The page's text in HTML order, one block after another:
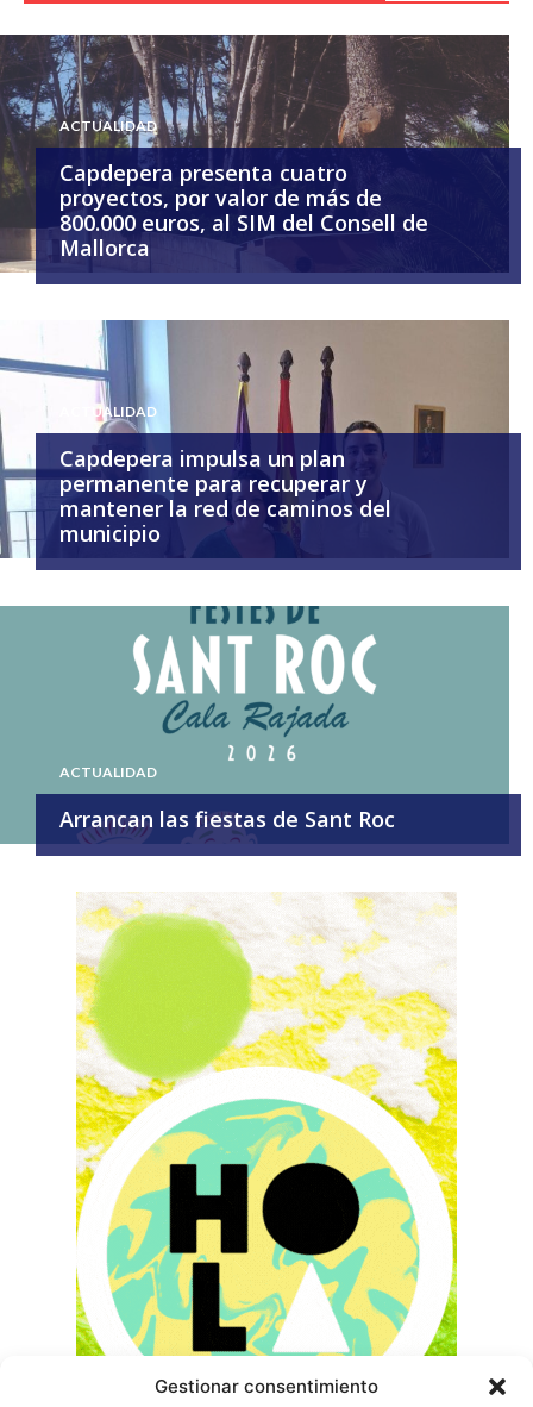
Gestionar consentimiento
ACTUALIDAD
Capdepera presenta cuatro
proyectos, por valor de más de
800.000 euros, al SIM del Consell de
Mallorca
ACTUALIDAD
Capdepera impulsa un plan
permanente para recuperar y
mantener la red de caminos del
municipio
ACTUALIDAD
Arrancan las fiestas de Sant Roc